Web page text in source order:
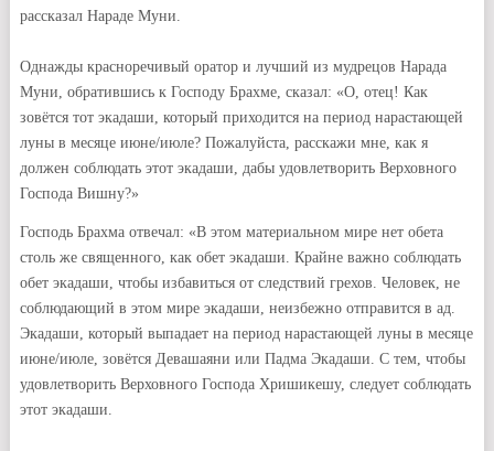
рассказал Нараде Муни.
Однажды красноречивый оратор и лучший из мудрецов Нарада
Муни, обратившись к Господу Брахме, сказал: «О, отец! Как
зовётся тот экадаши, который приходится на период нарастающей
луны в месяце июне/июле? Пожалуйста, расскажи мне, как я
должен соблюдать этот экадаши, дабы удовлетворить Верховного
Господа Вишну?»
Господь Брахма отвечал: «В этом материальном мире нет обета
столь же священного, как обет экадаши. Крайне важно соблюдать
обет экадаши, чтобы избавиться от следствий грехов. Человек, не
соблюдающий в этом мире экадаши, неизбежно отправится в ад.
Экадаши, который выпадает на период нарастающей луны в месяце
июне/июле, зовётся Девашаяни или Падма Экадаши. С тем, чтобы
удовлетворить Верховного Господа Хришикешу, следует соблюдать
этот экадаши.